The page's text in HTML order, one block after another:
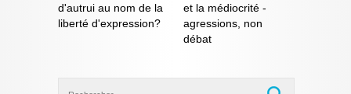
d'autrui au nom de la
liberté d'expression?
et la médiocrité -
agressions, non
débat